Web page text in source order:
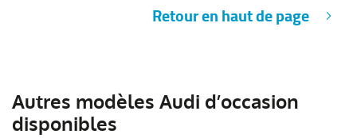
Retour en haut de page
Autres modèles Audi d’occasion
disponibles